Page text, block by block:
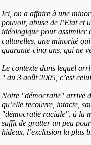
Ici, on a affaire à une
pouvoir, abuse de l’Etat et
idéologique pour assimiler
culturelles, une minorité
quarante-cinq ans, qui ne
Le contexte dans lequel
" du 3 août 2005, c’est
Notre "démocratie" arrive
qu’elle recouvre, intacte,
"démocratie raciale", à la
suffit de gratter un peu
hideux, l’exclusion la plus